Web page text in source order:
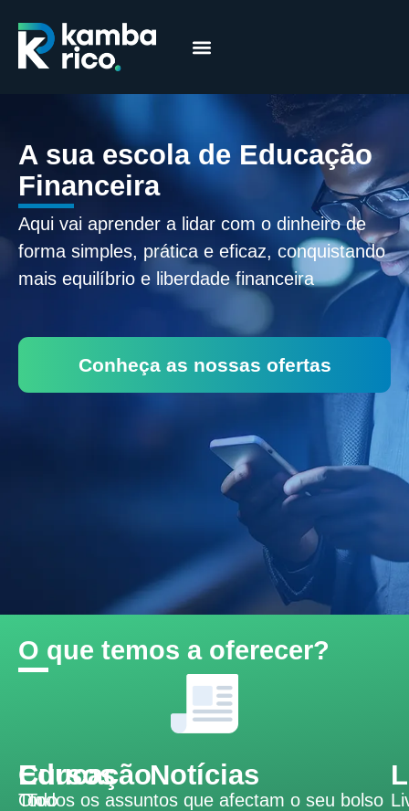
A sua escola de Educação
Financeira
Aqui vai aprender a lidar com o dinheiro de
forma simples, prática e eficaz, conquistando
mais equilíbrio e liberdade financeira
Conheça as nossas ofertas
O que temos a oferecer?
Educação
Todo
Cursos
On-
Notícias
Todos os assuntos que afectam o seu bolso